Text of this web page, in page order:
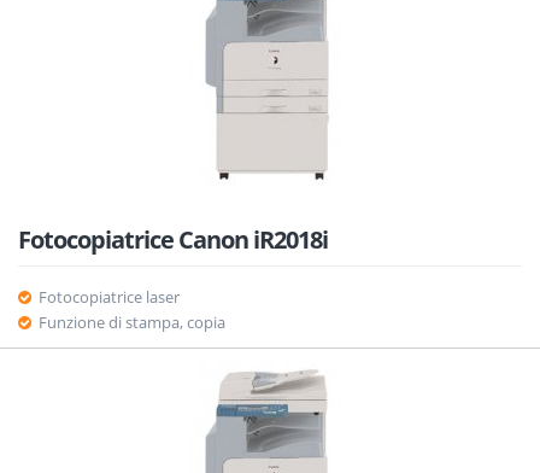
Fotocopiatrice Canon iR2018i
Fotocopiatrice laser
Funzione di stampa, copia